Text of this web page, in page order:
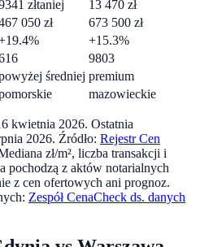
złtaniej 13 470 zł
050 zł 673 500 zł
19.4% +15.3%
9803
średniej premium
mazowieckie
kwietnia 2026. Ostatnia
2026. Źródło: Rejestr Cen
zł/m², liczba transakcji i
pochodzą z aktów notarialnych
z cen ofertowych ani prognoz.
Zespół CenaCheck ds. danych